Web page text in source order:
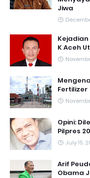
Jiwa
Kejadian
K Aceh
Fertilizer
Opini:
Pilpres
July 15,
Arif
Obama